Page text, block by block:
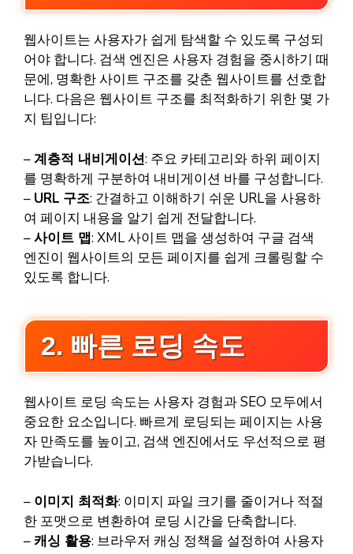
웹사이트는 사용자가 쉽게 탐색할 수 있도록 구성되
어야 합니다. 검색 엔진은 사용자 경험을 중시하기 때
문에, 명확한 사이트 구조를 갖춘 웹사이트를 선호합
니다. 다음은 웹사이트 구조를 최적화하기 위한 몇 가
지 팁입니다:
–계층적 내비게이션: 주요 카테고리와 하위 페이지
를 명확하게 구분하여 내비게이션 바를 구성합니다.
– URL 구조: 간결하고 이해하기 쉬운 URL을 사용하
여 페이지 내용을 알기 쉽게 전달합니다.
–사이트 맵: XML 사이트 맵을 생성하여 구글 검색
엔진이 웹사이트의 모든 페이지를 쉽게 크롤링할 수
있도록 합니다.
2. 빠른 로딩 속도
웹사이트 로딩 속도는 사용자 경험과 SEO 모두에서
중요한 요소입니다. 빠르게 로딩되는 페이지는 사용
자 만족도를 높이고, 검색 엔진에서도 우선적으로 평
가받습니다.
– 이미지 최적화: 이미지 파일 크기를 줄이거나 적절
한 포맷으로 변환하여 로딩 시간을 단축합니다.
–캐싱 활용: 브라우저 캐싱 정책을 설정하여 사용자